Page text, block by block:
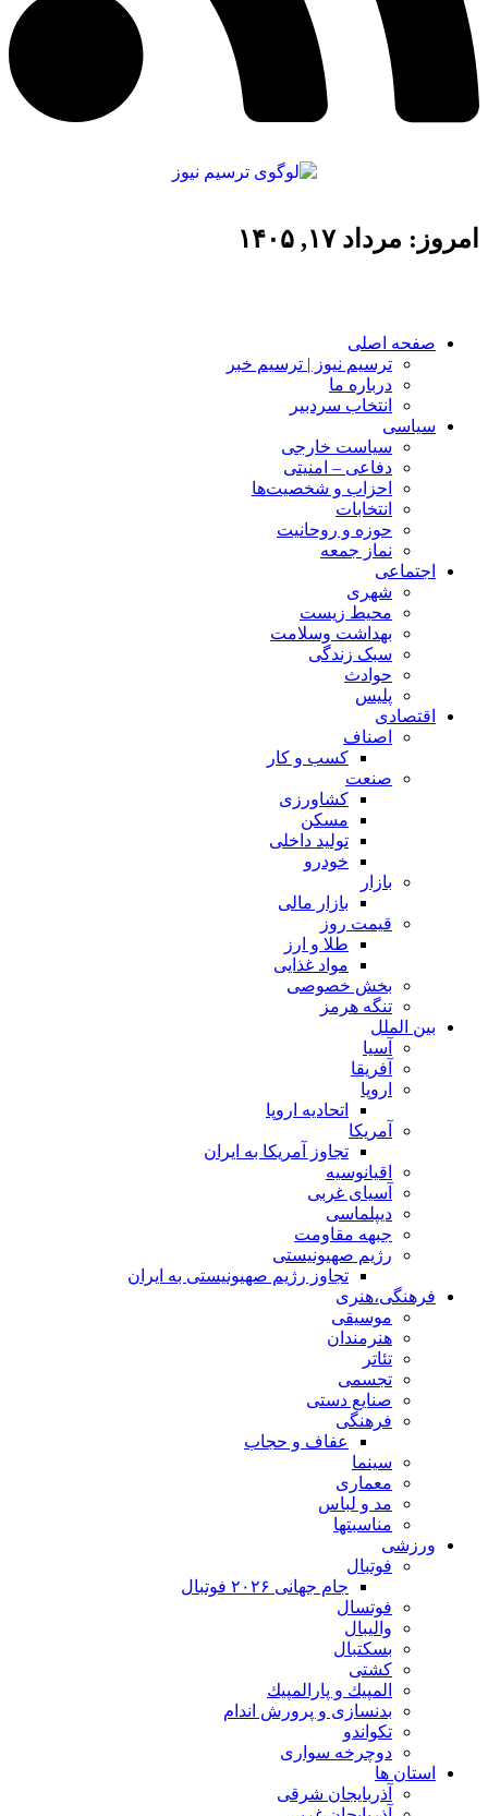
امروز: مرداد ۱۷, ۱۴۰۵
صفحه اصلی
ترسیم نیوز | ترسیم خبر
درباره ما
انتخاب سردبیر
سیاسی
سیاست خارجی
دفاعی – امنیتی
احزاب و شخصیت‌ها
انتخابات
حوزه و روحانیت
نماز جمعه
اجتماعی
شهری
محیط زیست
بهداشت وسلامت
سبک زندگی
حوادث
پلیس
اقتصادی
اصناف
کسب و کار
صنعت
کشاورزی
مسکن
تولید داخلی
خودرو
بازار
بازار مالی
قیمت روز
طلا و ارز
مواد غذایی
بخش خصوصی
تنگه هرمز
بین الملل
آسیا
آفریقا
اروپا
اتحادیه اروپا
آمریکا
تجاوز آمریکا به ایران
اقیانوسیه
آسیای غربی
دیپلماسی
جبهه مقاومت
رژیم صهیونیستی
تجاوز رژیم صهیونیستی به ایران
فرهنگی،هنری
موسیقی
هنرمندان
تئاتر
تجسمی
صنایع دستی
فرهنگی
عفاف و حجاب
سینما
معماری
مد و لباس
مناسبتها
ورزشی
فوتبال
جام جهانی ۲۰۲۶ فوتبال
فوتسال
والیبال
بسکتبال
کشتی
المپيك و پارالمپيك
بدنسازی و پرورش اندام
تکواندو
دوچرخه سواری
استان ها
آذربایجان شرقی